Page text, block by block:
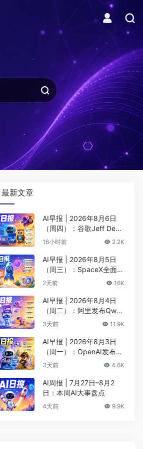
最新文章
AI早报 | 2026年8月6日
（周四）：谷歌Jeff Dean
创办AI科学公司、Meta发
16小时前 2.2K
AI早报 | 2026年8月5日
（周三）：SpaceX全面押
注英伟达布局太空AI、四
2天前 16K
AI早报 | 2026年8月4日
（周二）：阿里发布Qwen
3.8-Max旗舰模型、MiniM
3天前 11.9K
AI早报 | 2026年8月3日
（周一）：OpenAI发布Pr
esence、DNA证据被曝可
一句话生成3D游戏
3天前 4.6K
AI周报 | 7月27日–8月2
日：本周AI大事盘点
4天前 9.9K